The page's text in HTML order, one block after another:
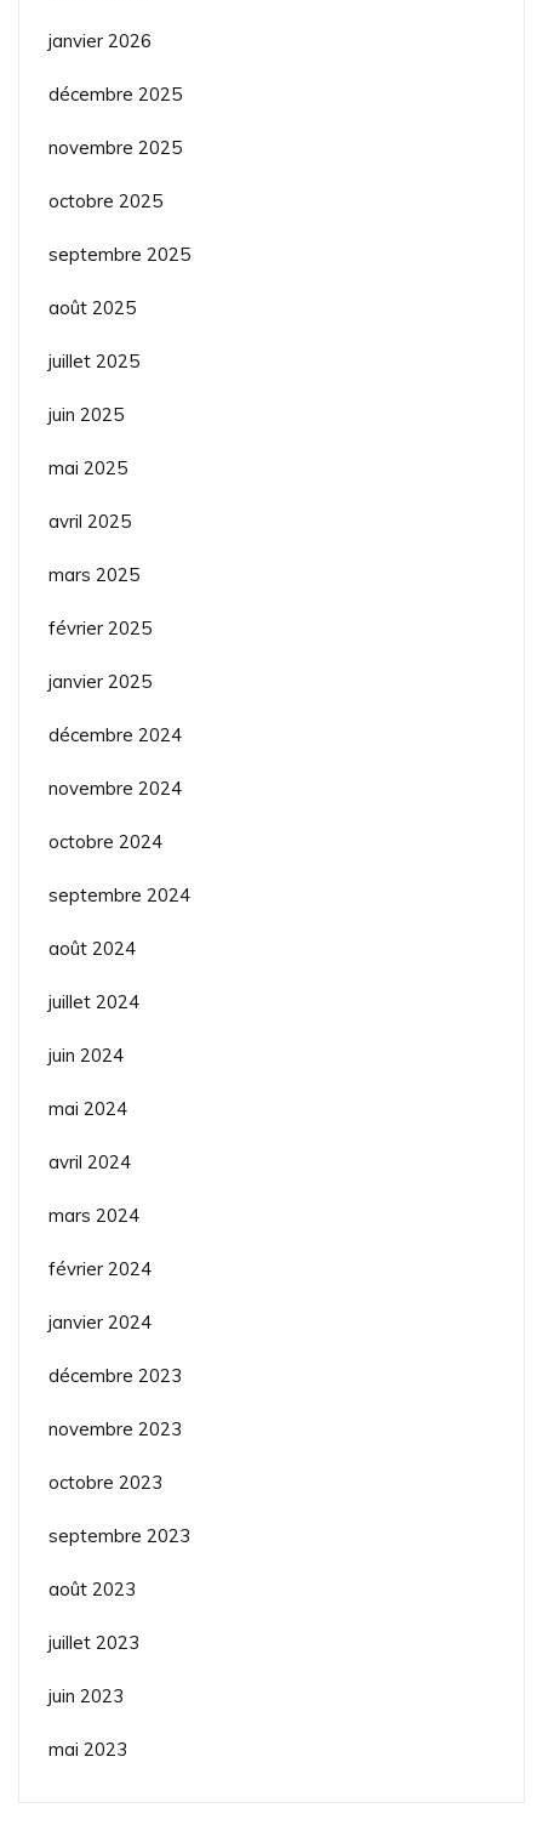
janvier 2026
décembre 2025
novembre 2025
octobre 2025
septembre 2025
août 2025
juillet 2025
juin 2025
mai 2025
avril 2025
mars 2025
février 2025
janvier 2025
décembre 2024
novembre 2024
octobre 2024
septembre 2024
août 2024
juillet 2024
juin 2024
mai 2024
avril 2024
mars 2024
février 2024
janvier 2024
décembre 2023
novembre 2023
octobre 2023
septembre 2023
août 2023
juillet 2023
juin 2023
mai 2023